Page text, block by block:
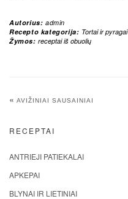
Autorius: admin
Recepto kategorija: Tortai ir pyragai
Žymos:receptai iš obuolių
« AVIŽINIAI SAUSAINIAI
RECEPTAI
ANTRIEJI PATIEKALAI
APKEPAI
BLYNAI IR LIETINIAI